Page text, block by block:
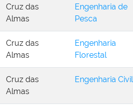
Cruz das
Almas
Engenharia de
Pesca
Cruz das
Almas
Engenharia
Florestal
Cruz das
Almas
Engenharia Civil